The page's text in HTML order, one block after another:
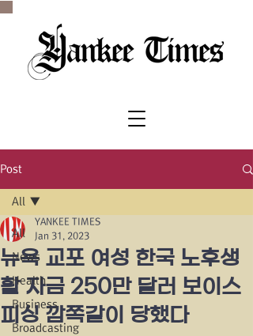
Post
All
News
Health
Business
Broadcasting
All
뉴욕 교포 여성 한국 노후생
활 자금 250만 달러 보이스
피싱 깜쪽같이 당했다
YANKEE TIMES
Jan 31, 2023